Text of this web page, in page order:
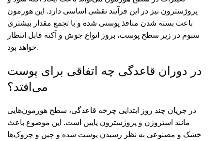
پروژسترون نیز در این فرآیند نقشی اساسی دارد. این هورمون
باعث بسته شدن منافذ پوستی شده و با تجمع مقدار بیشتری
سبوم در زیر سطح پوست، بروز انواع جوش و آکنه قابل انتظار
خواهد بود.
در دوران قاعدگی چه اتفاقی برای پوست
می‌افتد؟
در جریان چند روز ابتدایی چرخه قاعدگی، سطح هورمون‌هایی
مانند استروژن و پروژسترون پایین است. این موضوع باعث
خشک و مصنوعی به نظر رسیدن پوست شده و چین و چروک‌ها